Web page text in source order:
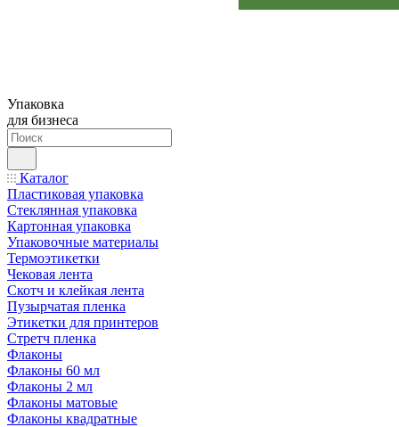
Упаковка
для бизнеса
Каталог
Пластиковая упаковка
Стеклянная упаковка
Картонная упаковка
Упаковочные материалы
Термоэтикетки
Чековая лента
Скотч и клейкая лента
Пузырчатая пленка
Этикетки для принтеров
Стретч пленка
Флаконы
Флаконы 60 мл
Флаконы 2 мл
Флаконы матовые
Флаконы квадратные